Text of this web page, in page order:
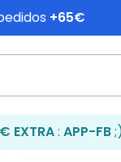
+65€
EXTRA: APP-FB